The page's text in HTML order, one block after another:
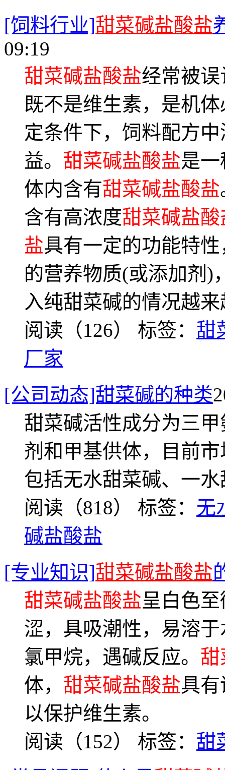
[饲料行业]甜菜碱盐酸盐
09:19
甜菜碱盐酸盐经常被
既不是维生素，是机
定条件下，饲料配方
益。 甜菜碱盐酸盐是
体内含有甜菜碱盐酸盐
含有高浓度甜菜碱盐酸
盐具有一定的功能特
的营养物质(或添加剂)
入纯甜菜碱的情况越
阅读（126） 标签： 甜
厂家
[公司动态]甜菜碱的种类
甜菜碱活性成分为三
剂和甲基供体，目前
包括无水甜菜碱、一
阅读（818） 标签： 无
碱盐酸盐
[专业知识]甜菜碱盐酸盐
甜菜碱盐酸盐呈白色
涩，具吸潮性，易溶
氯甲烷，遇碱反应。 甜
体， 甜菜碱盐酸盐具
以保护维生素。
阅读（152） 标签： 甜